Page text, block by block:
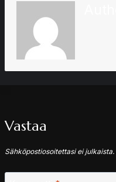
Vastaa
Sähköpostiosoitettasi ei julkaista.